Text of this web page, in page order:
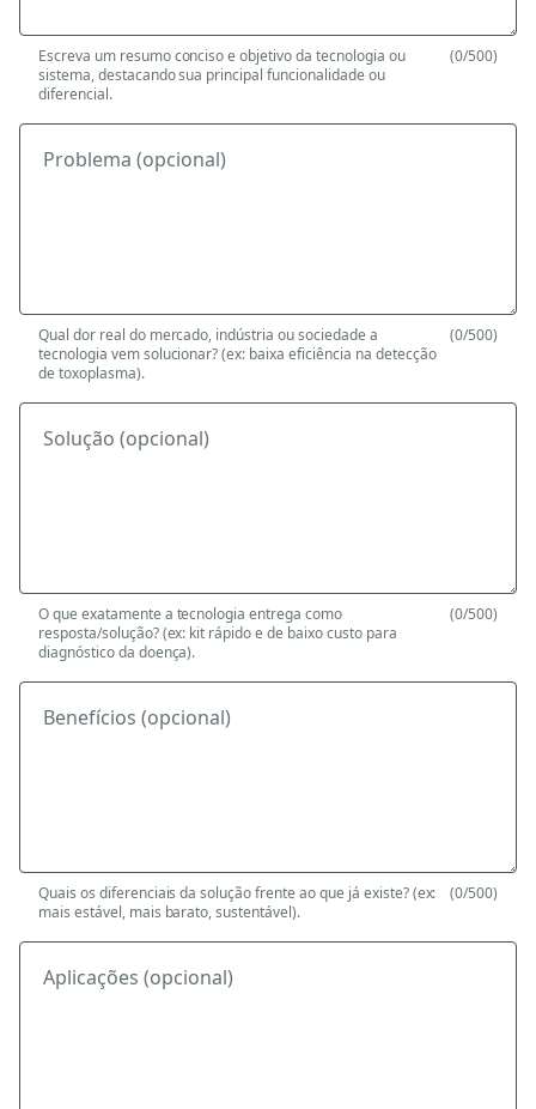
Escreva um resumo conciso e objetivo da tecnologia ou
sistema, destacando sua principal funcionalidade ou
diferencial.
(0/500)
Problema (opcional)
Qual dor real do mercado, indústria ou sociedade a
tecnologia vem solucionar? (ex: baixa eficiência na detecção
de toxoplasma).
(0/500)
Solução (opcional)
O que exatamente a tecnologia entrega como
resposta/solução? (ex: kit rápido e de baixo custo para
diagnóstico da doença).
(0/500)
Benefícios (opcional)
Quais os diferenciais da solução frente ao que já existe? (ex:
mais estável, mais barato, sustentável).
(0/500)
Aplicações (opcional)